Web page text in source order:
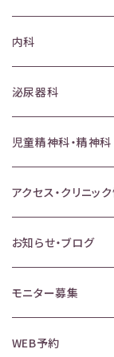
内科
泌尿器科
児童精神科・精神科
アクセス・クリニッ
お知らせ・ブログ
モニター募集
WEB予約